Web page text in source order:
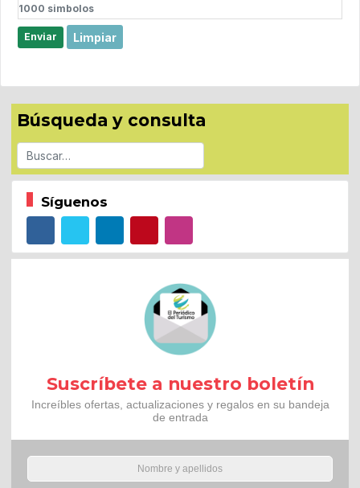
1000 simbolos
Enviar Limpiar
Búsqueda y consulta
Buscar
Síguenos
Suscríbete a nuestro boletín
Increíbles ofertas, actualizaciones y regalos en su bandeja
de entrada